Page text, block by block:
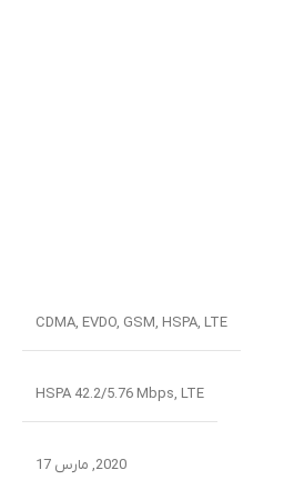
CDMA, EVDO, GSM, HSPA, LTE
HSPA 42.2/5.76 Mbps, LTE
2020, مارس 17